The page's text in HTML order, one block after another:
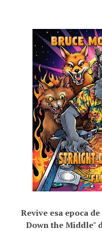
Revive esa epoca
Down the Middle"